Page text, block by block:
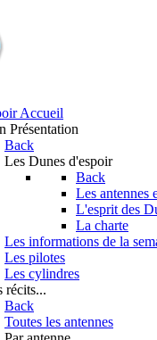
Accueil
Présentation
Back
Les Dunes d'espoir
Back
Les antennes
L'esprit des
La charte
Les informations de la
Les pilotes
Les cylindres
récits...
Back
Toutes les antennes